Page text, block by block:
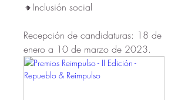
🔸Inclusión social
Recepción de candidaturas: 18 de
enero a 10 de marzo de 2023.